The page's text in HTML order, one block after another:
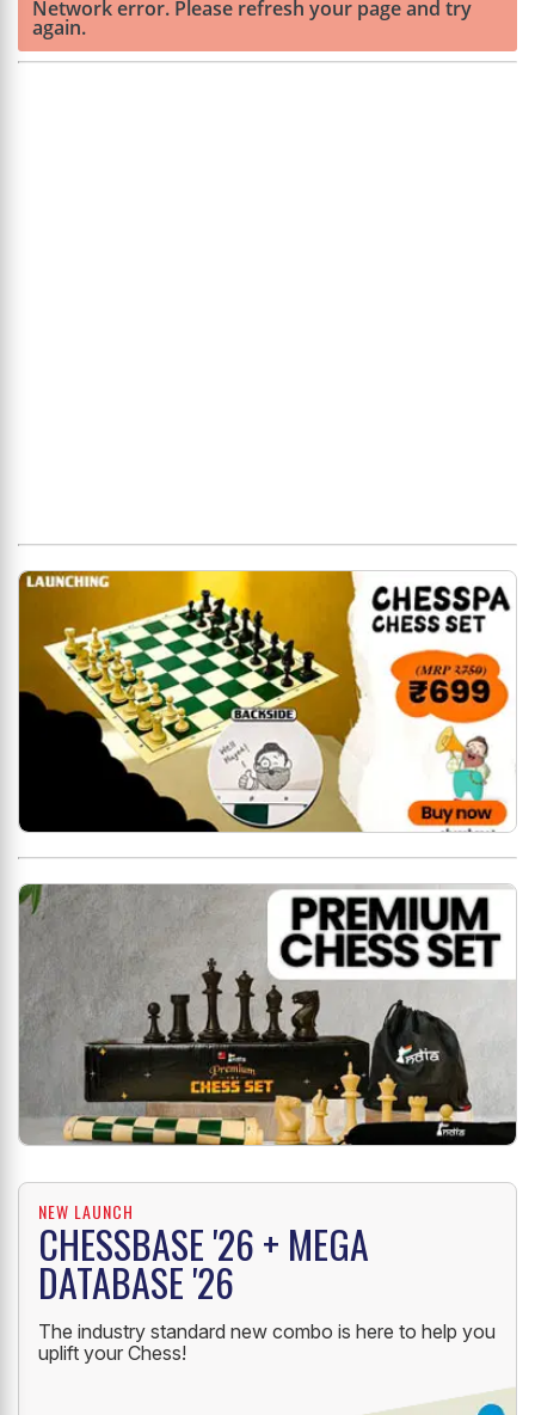
NEW LAUNCH
CHESSBASE '26 + MEGA
DATABASE '26
The industry standard new combo is here to help you
uplift your Chess!